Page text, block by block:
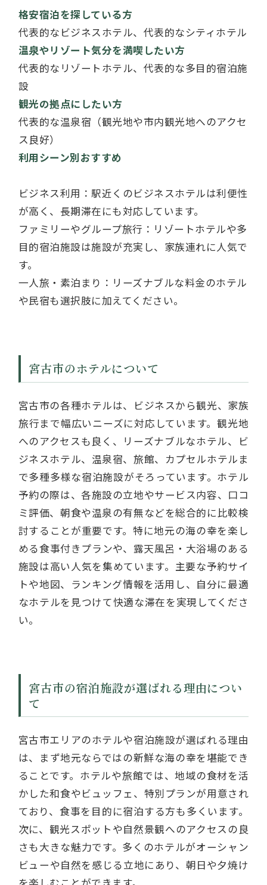
格安宿泊を探している方
代表的なビジネスホテル、代表的なシティホテル
温泉やリゾート気分を満喫したい方
代表的なリゾートホテル、代表的な多目的宿泊施
設
観光の拠点にしたい方
代表的な温泉宿（観光地や市内観光地へのアクセ
ス良好）
利用シーン別おすすめ
ビジネス利用：駅近くのビジネスホテルは利便性
が高く、長期滞在にも対応しています。
ファミリーやグループ旅行：リゾートホテルや多
目的宿泊施設は施設が充実し、家族連れに人気で
す。
一人旅・素泊まり：リーズナブルな料金のホテル
や民宿も選択肢に加えてください。
宮古市のホテルについて
宮古市の各種ホテルは、ビジネスから観光、家族
旅行まで幅広いニーズに対応しています。観光地
へのアクセスも良く、リーズナブルなホテル、ビ
ジネスホテル、温泉宿、旅館、カプセルホテルま
で多種多様な宿泊施設がそろっています。ホテル
予約の際は、各施設の立地やサービス内容、口コ
ミ評価、朝食や温泉の有無などを総合的に比較検
討することが重要です。特に地元の海の幸を楽し
める食事付きプランや、露天風呂・大浴場のある
施設は高い人気を集めています。主要な予約サイ
トや地図、ランキング情報を活用し、自分に最適
なホテルを見つけて快適な滞在を実現してくださ
い。
宮古市の宿泊施設が選ばれる理由につい
て
宮古市エリアのホテルや宿泊施設が選ばれる理由
は、まず地元ならではの新鮮な海の幸を堪能でき
ることです。ホテルや旅館では、地域の食材を活
かした和食やビュッフェ、特別プランが用意され
ており、食事を目的に宿泊する方も多くいます。
次に、観光スポットや自然景観へのアクセスの良
さも大きな魅力です。多くのホテルがオーシャン
ビューや自然を感じる立地にあり、朝日や夕焼け